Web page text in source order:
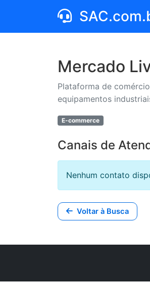
Mercado
Plataforma de
equipamentos
E-commerce
Canais de
Nenhum contato
Voltar à Busca